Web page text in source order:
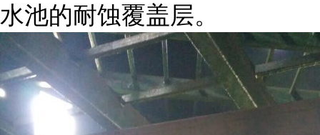
水池的耐蚀覆盖层。